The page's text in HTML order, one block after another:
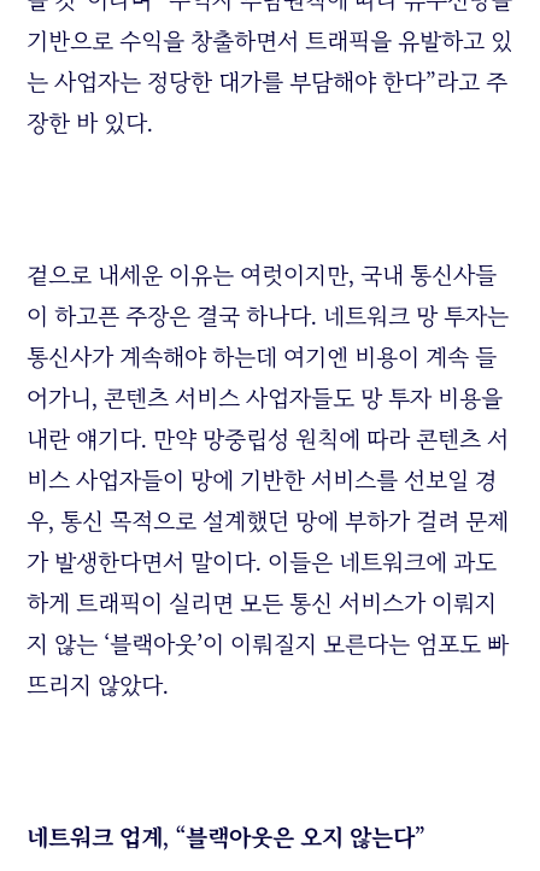
기반으로 수익을 창출하면서 트래픽을 유발하고 있
는 사업자는 정당한 대가를 부담해야 한다”라고 주
장한 바 있다.
겉으로 내세운 이유는 여럿이지만, 국내 통신사들
이 하고픈 주장은 결국 하나다. 네트워크 망 투자는
통신사가 계속해야 하는데 여기엔 비용이 계속 들
어가니, 콘텐츠 서비스 사업자들도 망 투자 비용을
내란 얘기다. 만약 망중립성 원칙에 따라 콘텐츠 서
비스 사업자들이 망에 기반한 서비스를 선보일 경
우, 통신 목적으로 설계했던 망에 부하가 걸려 문제
가 발생한다면서 말이다. 이들은 네트워크에 과도
하게 트래픽이 실리면 모든 통신 서비스가 이뤄지
지 않는 ‘블랙아웃’이 이뤄질지 모른다는 엄포도 빠
뜨리지 않았다.
네트워크 업계, “블랙아웃은 오지 않는다”